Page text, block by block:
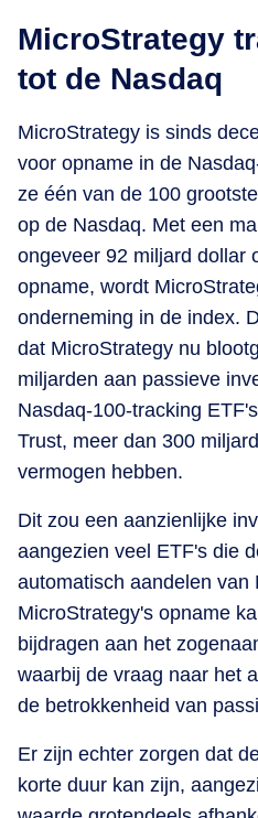
MicroStrategy
tot de Nasdaq
MicroStrategy is sinds
voor opname in de
ze één van de 100
op de Nasdaq. Met een
ongeveer 92 miljard dollar
opname, wordt
onderneming in de index.
dat MicroStrategy nu
miljarden aan passieve
Nasdaq-100-tracking
Trust, meer dan 300
vermogen hebben.
Dit zou een aanzienlijke
aangezien veel ETF's die
automatisch aandelen van
MicroStrategy's opname
bijdragen aan het
waarbij de vraag naar het
de betrokkenheid van
Er zijn echter zorgen dat
korte duur kan zijn,